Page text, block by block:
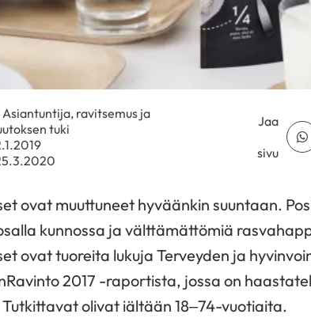
Asiantuntija, ravitsemus ja
tuki
Jaa
sivu
ovat muuttuneet hyväänkin suuntaan.
kunnossa ja välttämättömiä
ovat tuoreita lukuja Terveyden ja
2017 -raportista, jossa on
olivat iältään 18–74-vuotiaita.